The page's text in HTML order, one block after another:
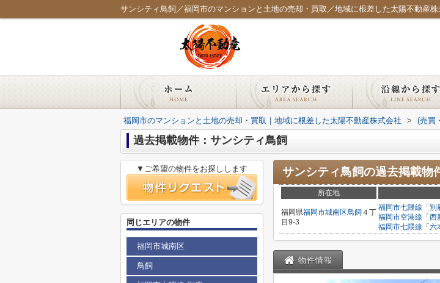
サンシティ鳥飼／福岡市のマンションと土地の売却・買取／地域に根差した太陽不動産株
福岡市のマンションと土地の売却・買取｜地域に根差した太陽不動産株式会社 > (売買
過去掲載物件：サンシティ鳥飼
サンシティ鳥飼の過去掲載物
所在地
福岡県福岡市城南区鳥飼 ４丁
目9-3
福岡市七隈線 「 別
福岡市空港線 「 西
福岡市七隈線 「 六
物件情報
▼ご希望の物件をお探しします
同じエリアの物件
福岡市城南区
鳥飼